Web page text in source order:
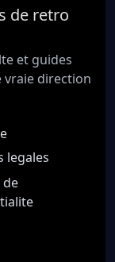
de retro
et guides
vraie direction
legales
de